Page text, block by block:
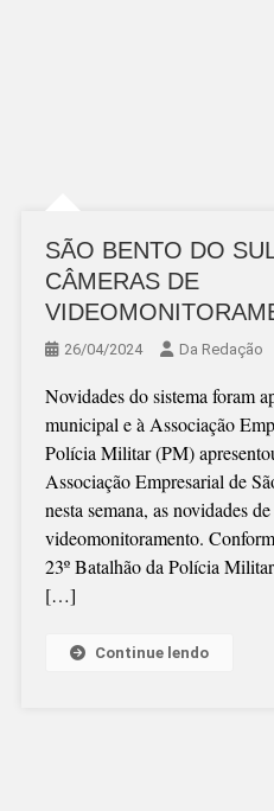
SÃO BENTO DO
CÂMERAS DE
26/04/2024 Da Redação
Novidades do sistema foram
municipal e à Associação
Polícia Militar (PM)
Associação Empresarial de
nesta semana, as novidades
videomonitoramento.
23º Batalhão da Polícia
[…]
Continue lendo